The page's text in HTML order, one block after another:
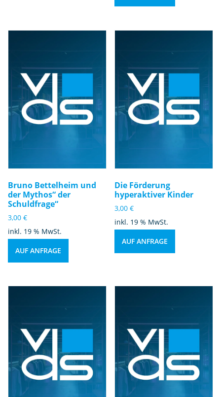
Bruno Bettelheim und
der Mythos“ der
Schuldfrage“
3,00 €
inkl. 19 % MwSt.
AUF ANFRAGE
Die Förderung
hyperaktiver Kinder
3,00€
inkl. 19 % MwSt.
AUF ANFRAGE